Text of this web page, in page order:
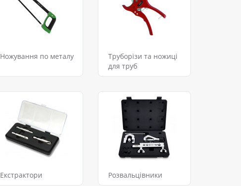
Ножування по металу
Труборізи та ножиці
для труб
Екстрактори Розвальцівники